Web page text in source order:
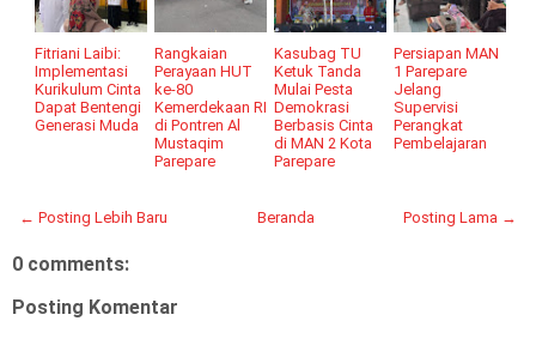
Fitriani Laibi:
Implementasi
Kurikulum Cinta
Dapat Bentengi
Generasi Muda
Rangkaian
Perayaan HUT
ke-80
Kemerdekaan RI
di Pontren Al
Mustaqim
Parepare
Kasubag TU
Ketuk Tanda
Mulai Pesta
Demokrasi
Berbasis Cinta
di MAN 2 Kota
Parepare
Persiapan MAN
1 Parepare
Jelang
Supervisi
Perangkat
Pembelajaran
← Posting Lebih Baru Posting Lama →
Beranda
0 comments:
Posting Komentar